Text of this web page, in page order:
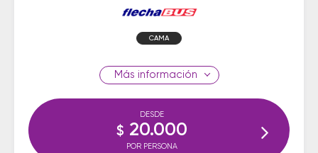
CAMA
información
DESDE
$ 20.000
POR PERSONA